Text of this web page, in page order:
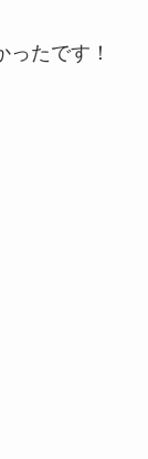
たです！